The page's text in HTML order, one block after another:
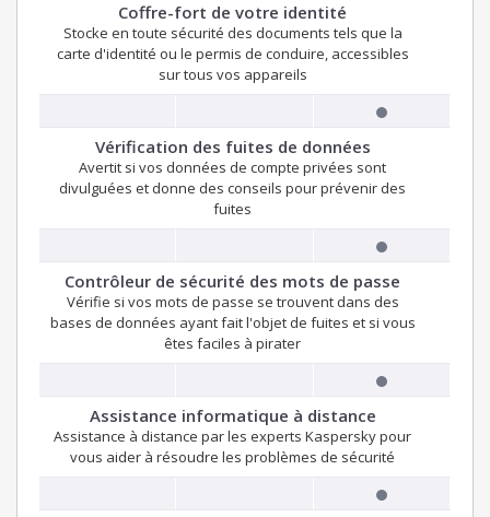
Coffre-fort de votre identité
Stocke en toute sécurité des documents tels que la
carte d'identité ou le permis de conduire, accessibles
sur tous vos appareils
Vérification des fuites de données
Avertit si vos données de compte privées sont
divulguées et donne des conseils pour prévenir des
fuites
Contrôleur de sécurité des mots de passe
Vérifie si vos mots de passe se trouvent dans des
bases de données ayant fait l'objet de fuites et si vous
êtes faciles à pirater
Assistance informatique à distance
Assistance à distance par les experts Kaspersky pour
vous aider à résoudre les problèmes de sécurité